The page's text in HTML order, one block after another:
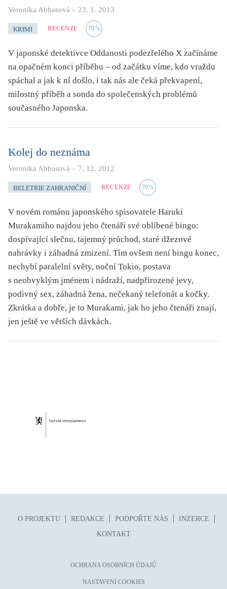
Veronika Abbasová – 23. 1. 2013
KRIMI RECENZE 70%
V japonské detektivce Oddanosti podezřelého X začínáme
na opačném konci příběhu – od začátku víme, kdo vraždu
spáchal a jak k ní došlo, i tak nás ale čeká překvapení,
milostný příběh a sonda do společenských problémů
současného Japonska.
Kolej do neznáma
Veronika Abbasová – 7. 12. 2012
BELETRIE ZAHRANIČNÍ RECENZE 70%
V novém románu japonského spisovatele Haruki
Murakamiho najdou jeho čtenáři své oblíbené bingo:
dospívající slečnu, tajemný průchod, staré džezové
nahrávky i záhadná zmizení. Tím ovšem není bingu konec,
nechybí paralelní světy, noční Tokio, postava
s neobvyklým jménem i nádraží, nadpřirozené jevy,
podivný sex, záhadná žena, nečekaný telefonát a kočky.
Zkrátka a dobře, je to Murakami, jak ho jeho čtenáři znají,
jen ještě ve větších dávkách.
O PROJEKTU REDAKCE PODPOŘTE NÁS
INZERCE
KONTAKT
OCHRANA OSOBNÍCH ÚDAJŮ
NASTAVENÍ COOKIES